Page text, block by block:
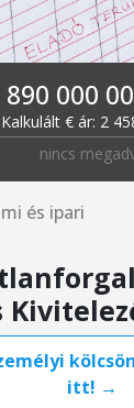
890 000
Kalkulált € ár: 2
nincs
és ipari
itt! →